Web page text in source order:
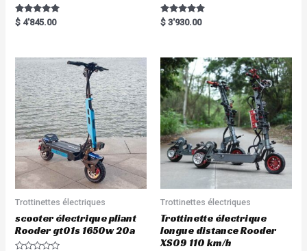
Rated
5.00
$ 4'845.00
Rated
5.00
$ 3'930.00
Trottinettes électriques
scooter électrique pliant
Rooder gt01s 1650w 20a
Trottinettes électriques
Trottinette électrique
longue distance Rooder
XS09 110 km/h